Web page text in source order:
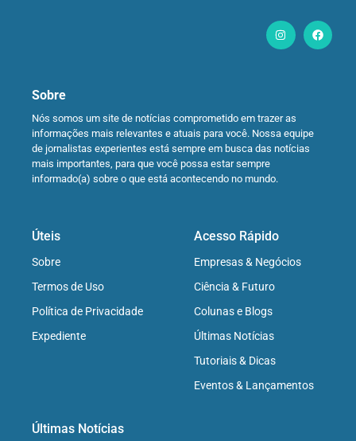
Sobre
Nós somos um site de notícias comprometido em trazer as
informações mais relevantes e atuais para você. Nossa equipe
de jornalistas experientes está sempre em busca das notícias
mais importantes, para que você possa estar sempre
informado(a) sobre o que está acontecendo no mundo.
Úteis
Sobre
Termos de Uso
Política de Privacidade
Expediente
Acesso Rápido
Empresas & Negócios
Ciência & Futuro
Colunas e Blogs
Últimas Notícias
Tutoriais & Dicas
Eventos & Lançamentos
Últimas Notícias